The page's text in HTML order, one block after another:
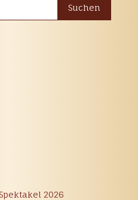
Suchen
2026